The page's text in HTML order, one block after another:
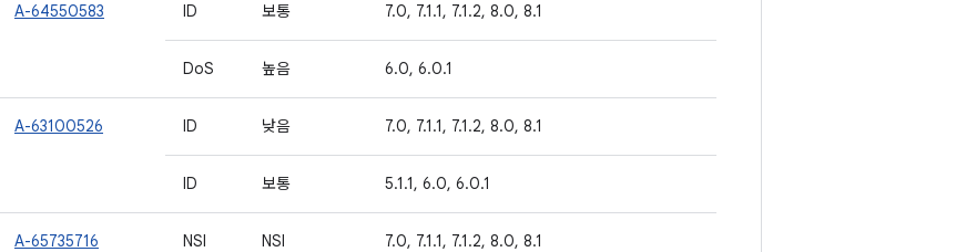
A-64550583 ID 보통 7.0, 7.1.1, 7.1.2, 8.0, 8.1
DoS 높음 6.0, 6.0.1
A-63100526 ID 낮음 7.0, 7.1.1, 7.1.2, 8.0, 8.1
ID 보통 5.1.1, 6.0, 6.0.1
A-65735716 NSI NSI 7.0, 7.1.1, 7.1.2, 8.0, 8.1